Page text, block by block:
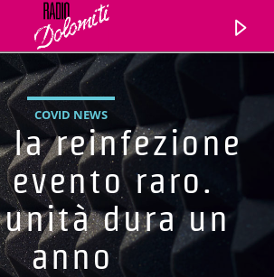
COVID NEWS
la reinfezione
evento raro.
dura un
anno